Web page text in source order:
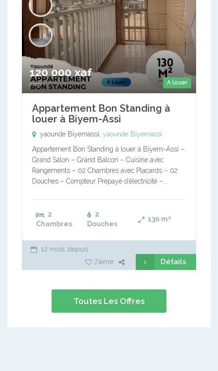
A louer
120 000 xaf
mois
Appartement Bon Standing à
louer à Biyem-Assi
yaounde Biyemassi, yaounde Biyemassi
Appartement Bon Standing à louer à Biyem-Assi –
Grand Salon – Grand Balcon – Cuisine avec
Rangements – 02 Chambres avec Placards – 02
Douches – Compteur Prépayé d’électricité –…
2
Chambres
2
Douches
130 m²
12 mois depuis
J'aime
Détails
Toutes Les Offres